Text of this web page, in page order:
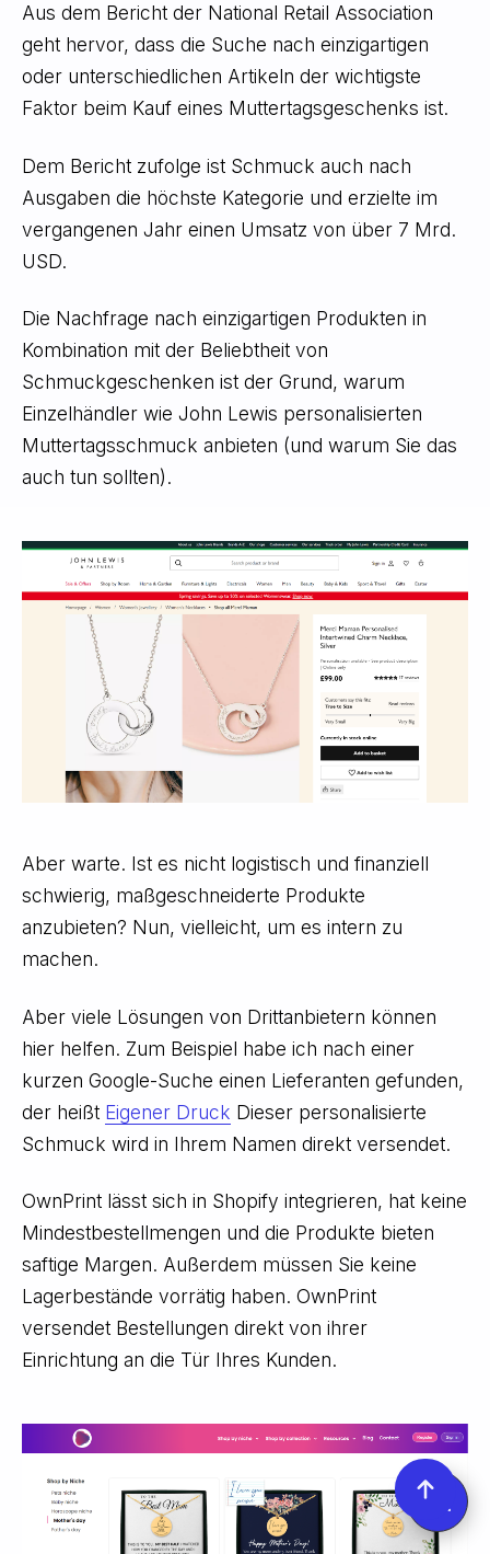
Aus dem Bericht der National Retail Association
geht hervor, dass die Suche nach einzigartigen
oder unterschiedlichen Artikeln der wichtigste
Faktor beim Kauf eines Muttertagsgeschenks ist.
Dem Bericht zufolge ist Schmuck auch nach
Ausgaben die höchste Kategorie und erzielte im
vergangenen Jahr einen Umsatz von über 7 Mrd.
USD.
Die Nachfrage nach einzigartigen Produkten in
Kombination mit der Beliebtheit von
Schmuckgeschenken ist der Grund, warum
Einzelhändler wie John Lewis personalisierten
Muttertagsschmuck anbieten (und warum Sie das
auch tun sollten).
Aber warte. Ist es nicht logistisch und finanziell
schwierig, maßgeschneiderte Produkte
anzubieten? Nun, vielleicht, um es intern zu
machen.
Aber viele Lösungen von Drittanbietern können
hier helfen. Zum Beispiel habe ich nach einer
kurzen Google-Suche einen Lieferanten gefunden,
der heißt Eigener Druck Dieser personalisierte
Schmuck wird in Ihrem Namen direkt versendet.
OwnPrint lässt sich in Shopify integrieren, hat keine
Mindestbestellmengen und die Produkte bieten
saftige Margen. Außerdem müssen Sie keine
Lagerbestände vorrätig haben. OwnPrint
versendet Bestellungen direkt von ihrer
Einrichtung an die Tür Ihres Kunden.